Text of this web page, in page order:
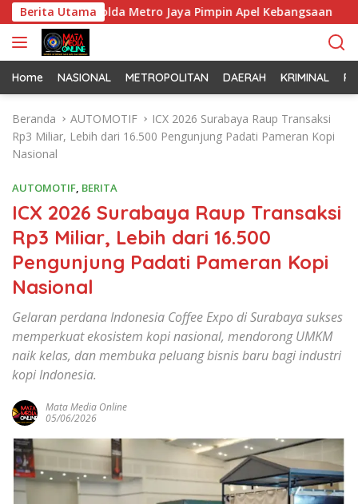
a
g
u
Berita Utama
Kapolda Metro Jaya Pimpin Apel Kebangsaan
Home NASIONAL METROPOLITAN DAERAH KRIMINAL
Beranda AUTOMOTIF
ICX 2026 Surabaya Raup Transaksi
Rp3 Miliar, Lebih dari 16.500 Pengunjung Padati Pameran Kopi
Nasional
AUTOMOTIF, BERITA
ICX 2026 Surabaya Raup Transaksi
Rp3 Miliar, Lebih dari 16.500
Pengunjung Padati Pameran Kopi
Nasional
Gelaran perdana Indonesia Coffee Expo di Surabaya sukses
memperkuat ekosistem kopi nasional, mendorong UMKM
naik kelas, dan membuka peluang bisnis baru bagi industri
kopi Indonesia.
Mata Media Online
05/06/2026